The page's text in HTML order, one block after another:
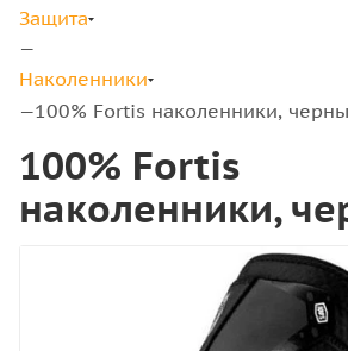
Защита
—
Наколенники
—100% Fortis наколенники,
100% Fortis
наколенники,